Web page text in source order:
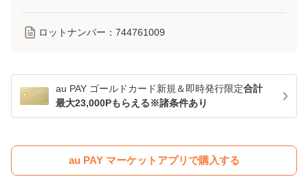
ロットナンバー： 744761009
au PAY ゴールドカード新規＆即時発行限定合計
最大23,000Pもらえる※諸条件あり
au PAY マーケットアプリで購入する